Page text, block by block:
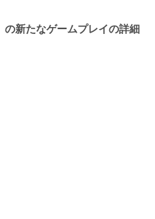
新たなゲームプレイの詳細